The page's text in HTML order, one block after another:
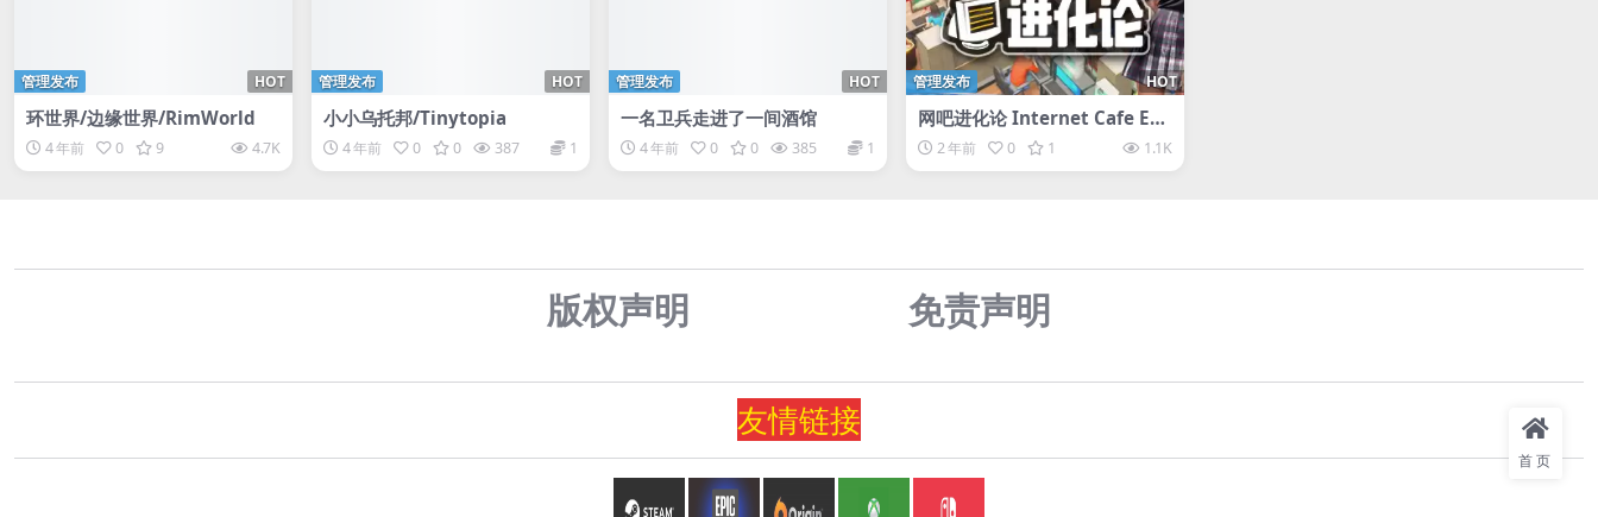
HOT
管理发布
环世界/边缘世界/RimWorld
4 年前 0 9 4.7K
HOT
管理发布
小小乌托邦/Tinytopia
4 年前 0 0 387 1
HOT
管理发布
一名卫兵走进了一间酒馆
4 年前 0 0 385 1
HOT
管理发布
网吧进化论 Internet Cafe Evo
lution
2 年前 0 1 1.1K
版权声明 免责声明
友情链接
首页